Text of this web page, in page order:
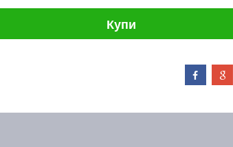
Купи